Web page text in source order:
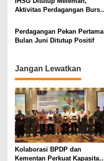
i
o
Aktivitas Perdagangan Bursa
Perdagangan Pekan Pertama
Bulan Juni Ditutup Positif
Jangan Lewatkan
Kolaborasi BPDP dan
Kementan Perkuat Kapasitas